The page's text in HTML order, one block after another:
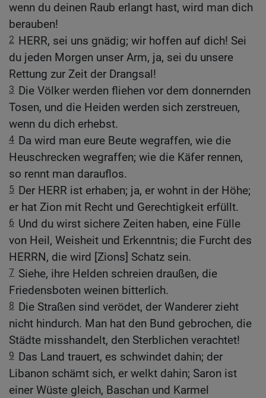
wenn du deinen Raub erlangt hast, wird man dich
berauben!
2 HERR, sei uns gnädig; wir hoffen auf dich! Sei
du jeden Morgen unser Arm, ja, sei du unsere
Rettung zur Zeit der Drangsal!
3 Die Völker werden fliehen vor dem donnernden
Tosen, und die Heiden werden sich zerstreuen,
wenn du dich erhebst.
4 Da wird man eure Beute wegraffen, wie die
Heuschrecken wegraffen; wie die Käfer rennen,
so rennt man darauflos.
5 Der HERR ist erhaben; ja, er wohnt in der Höhe;
er hat Zion mit Recht und Gerechtigkeit erfüllt.
6 Und du wirst sichere Zeiten haben, eine Fülle
von Heil, Weisheit und Erkenntnis; die Furcht des
HERRN, die wird [Zions] Schatz sein.
7 Siehe, ihre Helden schreien draußen, die
Friedensboten weinen bitterlich.
8 Die Straßen sind verödet, der Wanderer zieht
nicht hindurch. Man hat den Bund gebrochen, die
Städte misshandelt, den Sterblichen verachtet!
9 Das Land trauert, es schwindet dahin; der
Libanon schämt sich, er welkt dahin; Saron ist
einer Wüste gleich, Baschan und Karmel